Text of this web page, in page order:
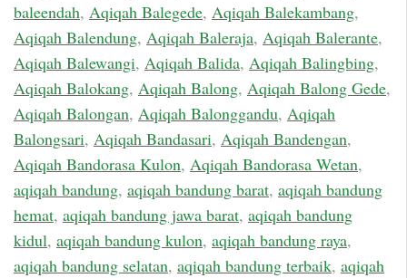
baleendah, Aqiqah Balegede, Aqiqah Balekambang,
Aqiqah Balendung, Aqiqah Baleraja, Aqiqah Balerante,
Aqiqah Balewangi, Aqiqah Balida, Aqiqah Balingbing,
Aqiqah Balokang, Aqiqah Balong, Aqiqah Balong Gede,
Aqiqah Balongan, Aqiqah Balonggandu, Aqiqah
Balongsari, Aqiqah Bandasari, Aqiqah Bandengan,
Aqiqah Bandorasa Kulon, Aqiqah Bandorasa Wetan,
aqiqah bandung, aqiqah bandung barat, aqiqah bandung
hemat, aqiqah bandung jawa barat, aqiqah bandung
kidul, aqiqah bandung kulon, aqiqah bandung raya,
aqiqah bandung selatan, aqiqah bandung terbaik, aqiqah